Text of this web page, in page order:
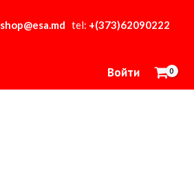
shop@esa.md tel: +(373)62090222
Войти